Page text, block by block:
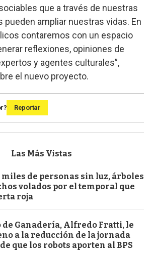
que a través de nuestras
pueden ampliar nuestras vidas. En
contaremos con un espacio
reflexiones, opiniones de
y agentes culturales”,
el nuevo proyecto.
Reportar
Las Más Vistas
de personas sin luz, árboles
volados por el temporal que
roja
Ganadería, Alfredo Fratti, le
a la reducción de la jornada
que los robots aporten al BPS